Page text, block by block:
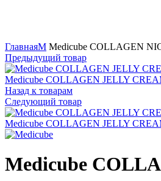
ГлавнаяM Medicube COLLAGEN
Предыдущий товар
Medicube COLLAGEN JELLY
Назад к товарам
Следующий товар
Medicube COLLAGEN JELLY
Medicube